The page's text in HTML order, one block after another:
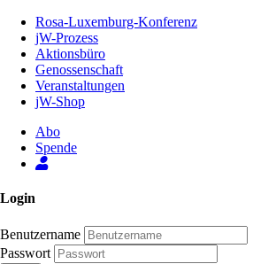
Inhalt
Seite
Rosa-Luxemburg-Konferenz
jW-Prozess
Aktionsbüro
Genossenschaft
Veranstaltungen
jW-Shop
Abo
Spende
Login
Benutzername
Passwort